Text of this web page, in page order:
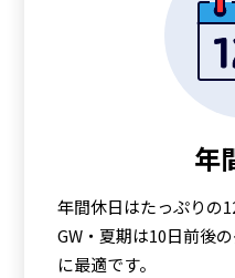
年
年間休日はたっぷりの
GW・夏期は10日前後
に最適です。